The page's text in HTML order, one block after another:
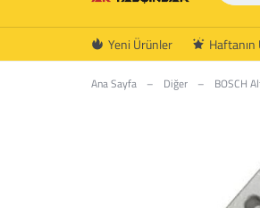
AK
YALÇINLAR
Yeni Ürünler
Ana Sayfa – Diğer – BOSCH